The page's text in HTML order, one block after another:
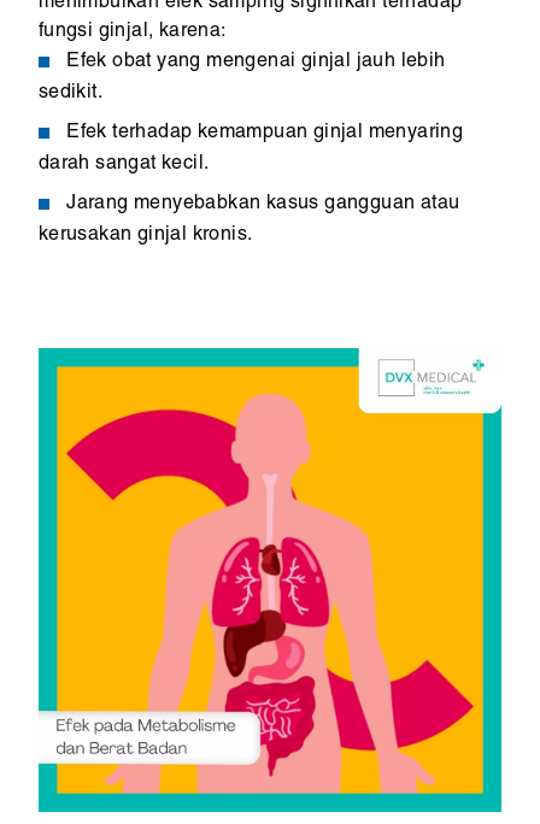
menimbulkan efek samping signifikan terhadap
fungsi ginjal, karena:
Efek obat yang mengenai ginjal jauh lebih
sedikit.
Efek terhadap kemampuan ginjal menyaring
darah sangat kecil.
Jarang menyebabkan kasus gangguan atau
kerusakan ginjal kronis.